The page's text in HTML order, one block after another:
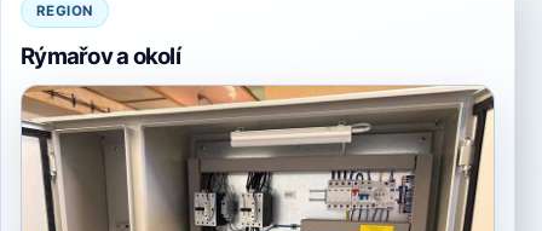
REGION
Rýmařov a okolí